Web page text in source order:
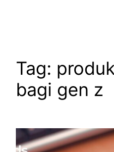
Tag:
bagi gen z